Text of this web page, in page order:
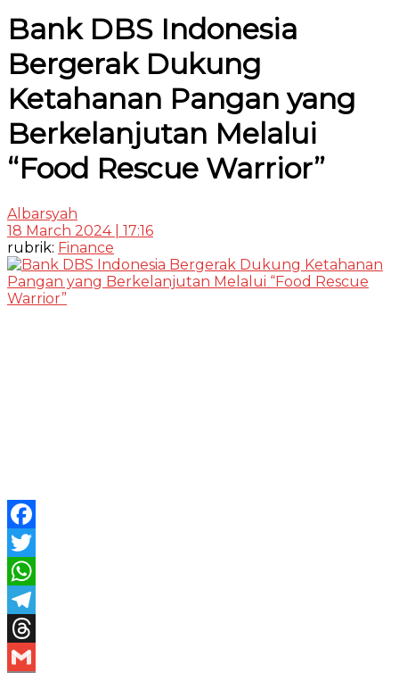
Bank DBS Indonesia
Bergerak Dukung
Ketahanan Pangan yang
Berkelanjutan Melalui
“Food Rescue Warrior”
Albarsyah
18 March 2024 | 17:16
rubrik: Finance
Facebook
Twitter
WhatsApp
Telegram
Threads